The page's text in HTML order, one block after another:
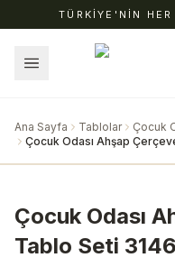
TÜRKİYE'NİN
Ana Sayfa Tablolar
Çocuk
Çocuk Odası Ahşap
Çocuk Odası
Tablo Seti 3146